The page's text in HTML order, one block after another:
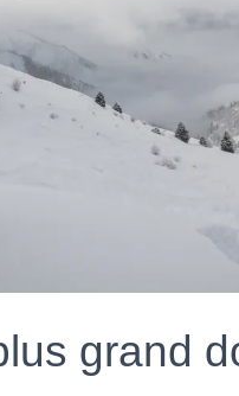
grand